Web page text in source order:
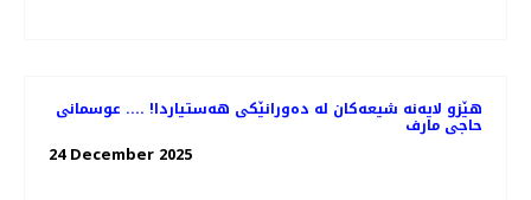
هێزو لایەنە شیعەکان لە دەورانێکی هەستیاردا! .... عوسمانی
حاجی مارف
24 December 2025